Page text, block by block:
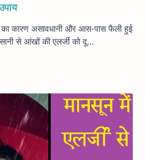
का कारण असावधानी और आस-पास फैली हुई
से आंखों की एलर्जी को दू…